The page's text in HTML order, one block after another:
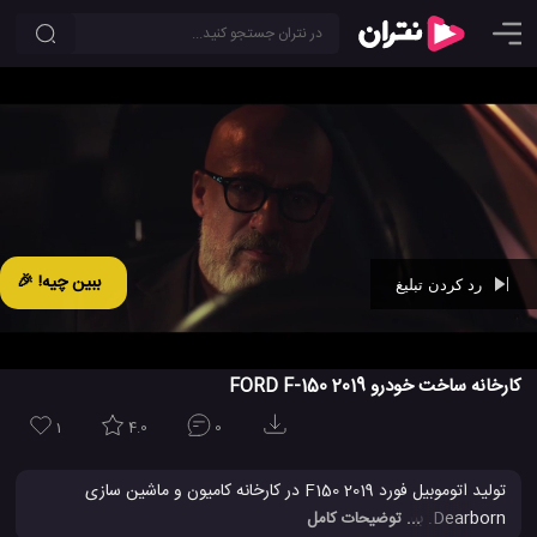
ببین چیه! 🎉
کارخانه ساخت خودرو 2019 FORD F-150
1 4.0 0
تولید اتوموبیل فورد 2019 F150 در کارخانه کامیون و ماشین سازی
... توضیحات کامل